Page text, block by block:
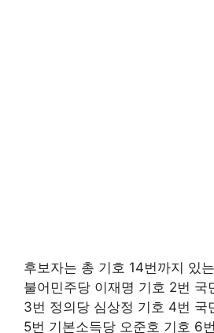
후보자는 총 기호 14번까지 있
불어민주당 이재명 기호 2번 국
3번 정의당 심상정 기호 4번 국
5번 기본소득당 오준호 기호 6